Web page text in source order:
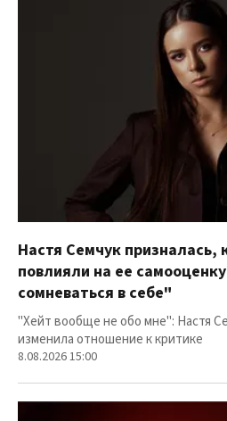
Настя Семчук призналась,
повлияли на ее
сомневаться в себе"
"Хейт вообще не обо мне": Настя
изменила отношение к критике
8.08.2026 15:00